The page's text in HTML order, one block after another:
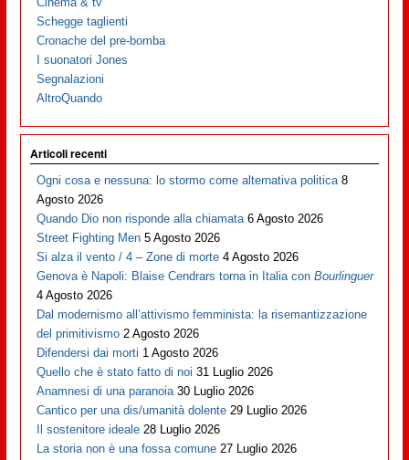
Schegge taglienti
Cronache del pre-bomba
I suonatori Jones
Segnalazioni
AltroQuando
Articoli recenti
Ogni cosa e nessuna: lo stormo come alternativa politica 8
Agosto 2026
Quando Dio non risponde alla chiamata 6 Agosto 2026
Street Fighting Men 5 Agosto 2026
Si alza il vento / 4 – Zone di morte 4 Agosto 2026
Genova è Napoli: Blaise Cendrars torna in Italia conBourlinguer
4 Agosto 2026
Dal modernismo all’attivismo femminista: la risemantizzazione
del primitivismo 2 Agosto 2026
Difendersi dai morti 1 Agosto 2026
Quello che è stato fatto di noi 31 Luglio 2026
Anamnesi di una paranoia 30 Luglio 2026
Cantico per una dis/umanità dolente 29 Luglio 2026
Il sostenitore ideale 28 Luglio 2026
La storia non è una fossa comune 27 Luglio 2026